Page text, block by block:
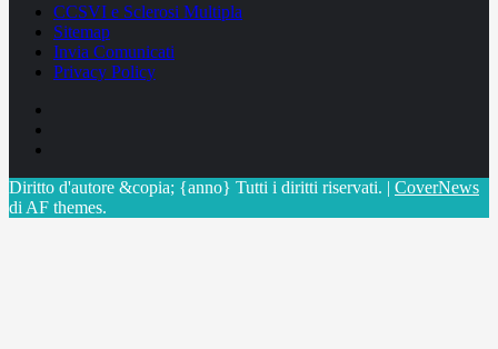
CCSVI e Sclerosi Multipla
Sitemap
Invia Comunicati
Privacy Policy
Diritto d'autore &copia; {anno} Tutti i diritti riservati. | CoverNews
di AF themes.